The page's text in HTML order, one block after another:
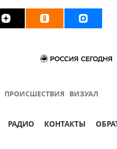
ПРОИСШЕСТВИЯ ВИЗУАЛ
РАДИО КОНТАКТЫ